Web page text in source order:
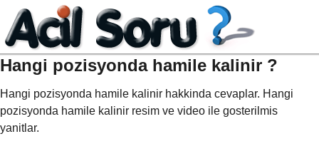
Hangi pozisyonda hamile kalinir ?
Hangi pozisyonda hamile kalinir hakkinda cevaplar. Hangi
pozisyonda hamile kalinir resim ve video ile gosterilmis
yanitlar.